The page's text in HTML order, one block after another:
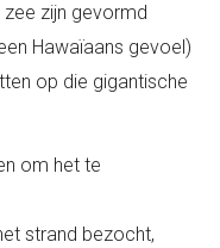
zijn gevormd
Hawaïaans gevoel)
op die gigantische
om het te
strand bezocht,